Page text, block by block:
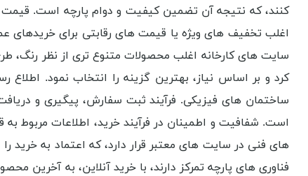
کنند، که نتیجه آن تضمین کیفیت و دوام پارچه است.
اغلب تخفیف های ویژه یا قیمت های رقابتی برای خریدهای
سایت های کارخانه اغلب محصولات متنوع تری از نظر رنگ،
کرد و بر اساس نیاز، بهترین گزینه را انتخاب نمود.
ساختمان های فیزیکی. فرآیند ثبت سفارش، پیگیری و
است. شفافیت و اطمینان در فرآیند خرید، اطلاعات مربوط
های فنی در سایت های معتبر قرار دارد، که اعتماد به
فناوری های پارچه تمرکز دارند، با خرید آنلاین، به